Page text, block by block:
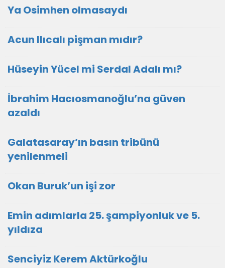
Ya Osimhen olmasaydı
Acun Ilıcalı pişman mıdır?
Hüseyin Yücel mi Serdal Adalı mı?
İbrahim Hacıosmanoğlu’na güven
azaldı
Galatasaray’ın basın tribünü
yenilenmeli
Okan Buruk’un işi zor
Emin adımlarla 25. şampiyonluk ve 5.
yıldıza
Senciyiz Kerem Aktürkoğlu